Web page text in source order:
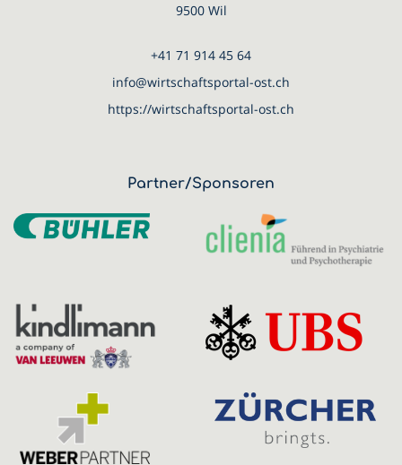
9500 Wil
+41 71 914 45 64
info@wirtschaftsportal-ost.ch
https://wirtschaftsportal-ost.ch
Partner/Sponsoren